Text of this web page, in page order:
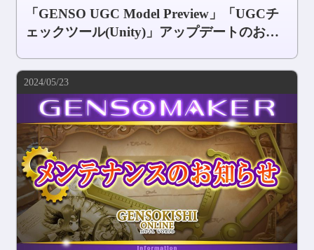
「GENSO UGC Model Preview」「UGCチ
ェックツール(Unity)」アップデートのお知
2024/05/23